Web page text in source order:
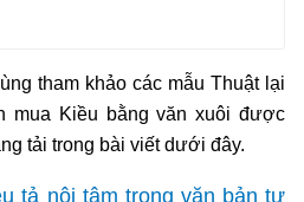
tham khảo các mẫu Thuật lại
mua Kiều bằng văn xuôi được
tải trong bài viết dưới đây.
tả nội tâm trong văn bản tự